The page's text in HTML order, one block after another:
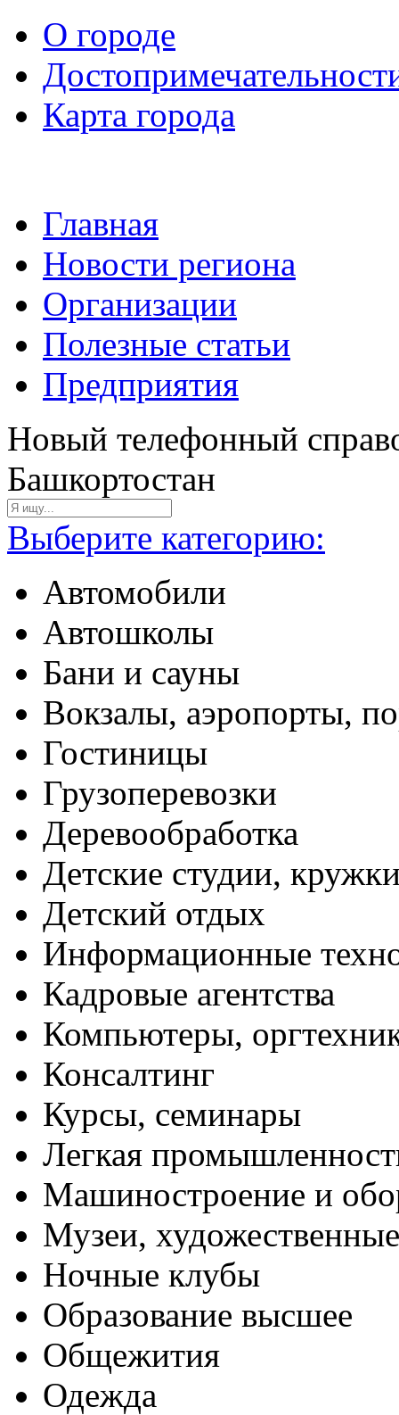
О городе
Карта города
Главная
Новости региона
Организации
Полезные статьи
Предприятия
Новый телефонный
Башкортостан
Выберите категорию:
Автомобили
Автошколы
Бани и сауны
Вокзалы, аэропорты,
Гостиницы
Грузоперевозки
Деревообработка
Детские студии,
Детский отдых
Информационные
Кадровые агентства
Компьютеры,
Консалтинг
Курсы, семинары
Легкая
Машиностроение и
Музеи,
Ночные клубы
Образование высшее
Общежития
Одежда